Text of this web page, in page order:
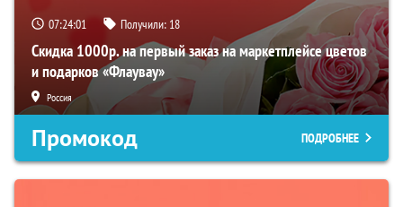
07:24:00 Получили: 18
Скидка 1000р. на первый заказ на маркетплейсе цветов
и подарков «Флаувау»
Россия
Промокод ПОДРОБНЕЕ